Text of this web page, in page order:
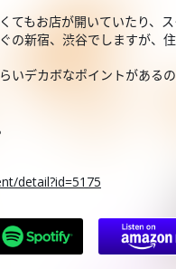
てもお店が開いていたり、
の新宿、渋谷でしますが、
いデカボなポイントがある
detail?id=5175